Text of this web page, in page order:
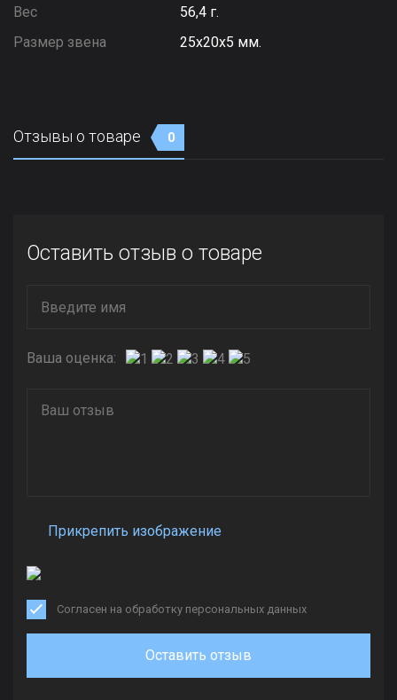
Вес
56,4 г.
Размер звена
25х20х5 мм.
Отзывы о товаре 0
Оставить отзыв о товаре
Ваша оценка:
Прикрепить изображение
Согласен на обработку персональных данных
Оставить отзыв